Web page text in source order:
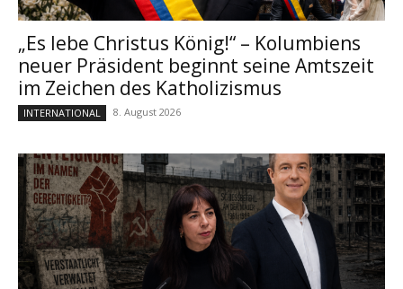
„Es lebe Christus König!“ – Kolumbiens
neuer Präsident beginnt seine Amtszeit
im Zeichen des Katholizismus
INTERNATIONAL 8. August 2026